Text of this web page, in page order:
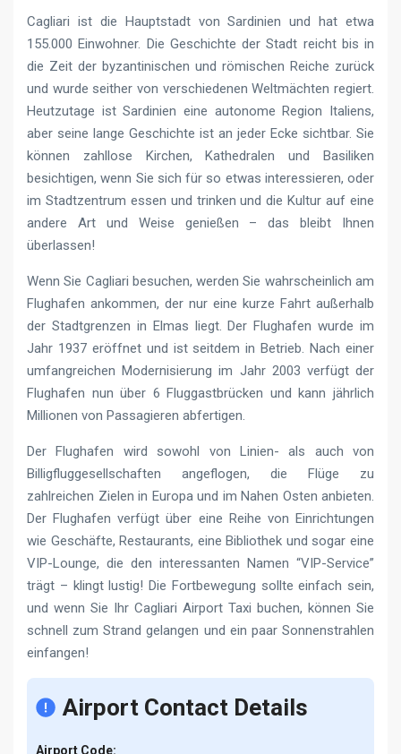
Cagliari ist die Hauptstadt von Sardinien und hat etwa
155.000 Einwohner. Die Geschichte der Stadt reicht bis in
die Zeit der byzantinischen und römischen Reiche zurück
und wurde seither von verschiedenen Weltmächten regiert.
Heutzutage ist Sardinien eine autonome Region Italiens,
aber seine lange Geschichte ist an jeder Ecke sichtbar. Sie
können zahllose Kirchen, Kathedralen und Basiliken
besichtigen, wenn Sie sich für so etwas interessieren, oder
im Stadtzentrum essen und trinken und die Kultur auf eine
andere Art und Weise genießen – das bleibt Ihnen
überlassen!
Wenn Sie Cagliari besuchen, werden Sie wahrscheinlich am
Flughafen ankommen, der nur eine kurze Fahrt außerhalb
der Stadtgrenzen in Elmas liegt. Der Flughafen wurde im
Jahr 1937 eröffnet und ist seitdem in Betrieb. Nach einer
umfangreichen Modernisierung im Jahr 2003 verfügt der
Flughafen nun über 6 Fluggastbrücken und kann jährlich
Millionen von Passagieren abfertigen.
Der Flughafen wird sowohl von Linien- als auch von
Billigfluggesellschaften angeflogen, die Flüge zu
zahlreichen Zielen in Europa und im Nahen Osten anbieten.
Der Flughafen verfügt über eine Reihe von Einrichtungen
wie Geschäfte, Restaurants, eine Bibliothek und sogar eine
VIP-Lounge, die den interessanten Namen “VIP-Service”
trägt – klingt lustig! Die Fortbewegung sollte einfach sein,
und wenn Sie Ihr Cagliari Airport Taxi buchen, können Sie
schnell zum Strand gelangen und ein paar Sonnenstrahlen
einfangen!
Airport Contact Details
Airport Code: